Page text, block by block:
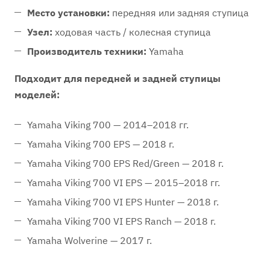
Место установки: передняя или задняя ступица
Узел: ходовая часть / колесная ступица
Производитель техники: Yamaha
Подходит для передней и задней ступицы
моделей:
Yamaha Viking 700 — 2014–2018 гг.
Yamaha Viking 700 EPS — 2018 г.
Yamaha Viking 700 EPS Red/Green — 2018 г.
Yamaha Viking 700 VI EPS — 2015–2018 гг.
Yamaha Viking 700 VI EPS Hunter — 2018 г.
Yamaha Viking 700 VI EPS Ranch — 2018 г.
Yamaha Wolverine — 2017 г.